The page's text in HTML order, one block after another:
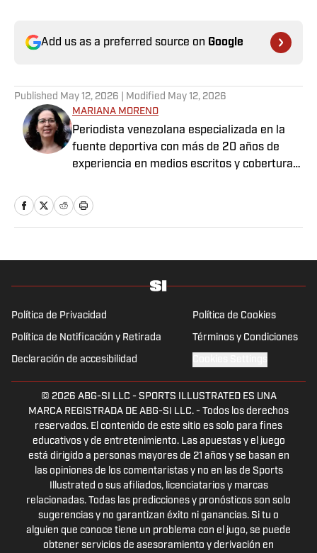
Add us as a preferred source on Google
Published May 12, 2026 | Modified May 12, 2026
MARIANA MORENO
Periodista venezolana especializada en la
fuente deportiva con más de 20 años de
experiencia en medios escritos y cobertura
Panamericanos, Juegos Olímpicos, entre
otros eventos.
Política de Privacidad Política de Cookies
Política de Notificación y Retirada Términos y Condiciones
Declaración de accesibilidad
© 2026 ABG-SI LLC - SPORTS ILLUSTRATED ES UNA
MARCA REGISTRADA DE ABG-SI LLC. - Todos los derechos
reservados. El contenido de este sitio es solo para fines
educativos y de entretenimiento. Las apuestas y el juego
está dirigido a personas mayores de 21 años y se basan en
las opiniones de los comentaristas y no en las de Sports
Illustrated o sus afiliados, licenciatarios y marcas
relacionadas. Todas las predicciones y pronósticos son solo
sugerencias y no garantizan éxito ni ganancias. Si tu o
alguien que conoce tiene un problema con el jugo, se puede
obtener servicios de asesoramiento y derivación en